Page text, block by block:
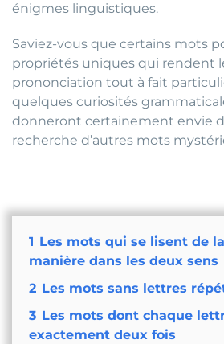
énigmes linguistiques.
Saviez-vous que certains mots
propriétés uniques qui rendent
prononciation tout à fait
quelques curiosités
donneront certainement envie
recherche d’autres mots
1 Les mots qui se lisent de
manière dans les deux sens
2 Les mots sans lettres
3 Les mots dont chaque
exactement deux fois